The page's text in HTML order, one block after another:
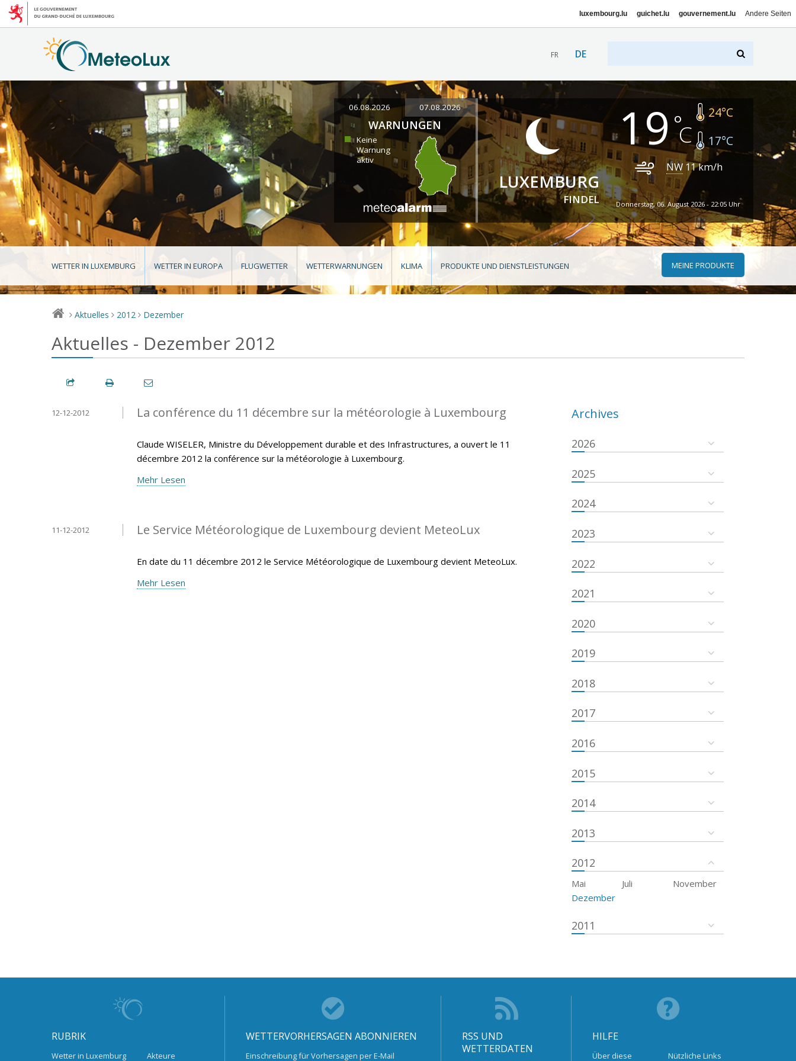
luxembourg.lu guichet.lu gouvernement.lu Andere Seiten
FR DE
06.08.2026 07.08.2026
WARNUNGEN
Keine
Warnung
aktiv
LUXEMBURG
FINDEL
19 24°C
17°C
NW 11km/h
Donnerstag, 06. August 2026 - 22:05 Uhr
WETTER IN LUXEMBURG WETTER IN EUROPA FLUGWETTER WETTERWARNUNGEN KLIMA PRODUKTE UND DIENSTLEISTUNGEN MEINE PRODUKTE
> Aktuelles > 2012 > Dezember
Aktuelles - Dezember 2012
La conférence du 11 décembre sur la météorologie à Luxembourg
12-12-2012
Claude WISELER, Ministre du Développement durable et des Infrastructures, a ouvert le 11
décembre 2012 la conférence sur la météorologie à Luxembourg.
Mehr Lesen
Le Service Météorologique de Luxembourg devient MeteoLux
11-12-2012
En date du 11 décembre 2012 le Service Météorologique de Luxembourg devient MeteoLux.
Mehr Lesen
Archives
2026
2025
2024
2023
2022
2021
2020
2019
2018
2017
2016
2015
2014
2013
2012
Mai Juli
November
Dezember
2011
RUBRIK
Wetter in Luxemburg Akteure
WETTERVORHERSAGEN ABONNIEREN
Einschreibung für Vorhersagen per E-Mail
RSS UND
WETTERDATEN
HILFE
Über diese Nützliche Links